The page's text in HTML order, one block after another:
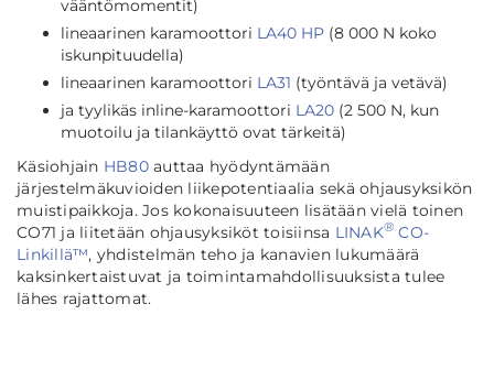
vääntömomentit)
lineaarinen karamoottori LA40 HP (8 000 N koko
iskunpituudella)
lineaarinen karamoottori LA31 (työntävä ja vetävä)
ja tyylikäs inline-karamoottori LA20 (2 500 N, kun
muotoilu ja tilankäyttö ovat tärkeitä)
Käsiohjain HB80auttaa hyödyntämään
järjestelmäkuvioiden liikepotentiaalia sekä ohjausyksikön
muistipaikkoja. Jos kokonaisuuteen lisätään vielä toinen
CO71 ja liitetään ohjausyksiköt toisiinsa LINAK® CO-
Linkillä™, yhdistelmän teho ja kanavien lukumäärä
kaksinkertaistuvat ja toimintamahdollisuuksista tulee
lähes rajattomat.